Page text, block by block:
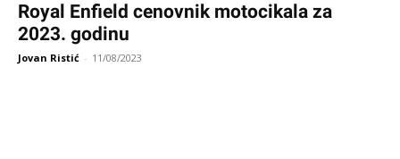
Royal Enfield cenovnik motocikala za
2023. godinu
Jovan Ristić - 11/08/2023